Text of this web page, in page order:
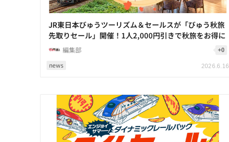
news 2026.6.16
JR東日本びゅうツーリズム＆セールスが「びゅう秋旅
先取りセール」開催！1人2,000円引きで秋旅をお得に
編集部 +0